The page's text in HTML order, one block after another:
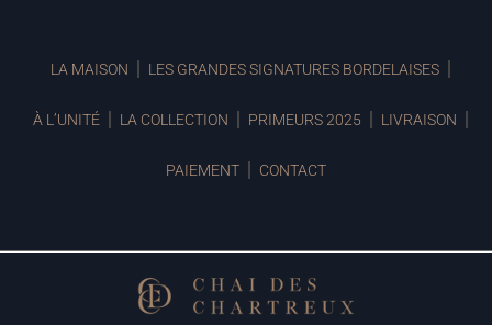
LA MAISON LES GRANDES SIGNATURES BORDELAISES
À L’UNITÉ LA COLLECTION PRIMEURS 2025 LIVRAISON
PAIEMENT CONTACT